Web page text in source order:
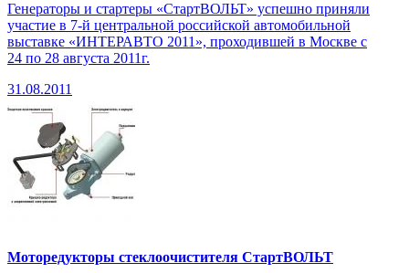
Генераторы и стартеры «СтартВОЛЬТ» успешно приняли
участие в 7-й центральной российской автомобильной
выставке «ИНТЕРАВТО 2011», проходившей в Москве с
24 по 28 августа 2011г.
31.08.2011
Моторедукторы стеклоочистителя СтартВОЛЬТ